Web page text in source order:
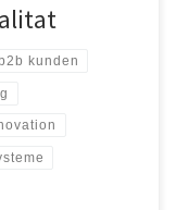
b2b kunden